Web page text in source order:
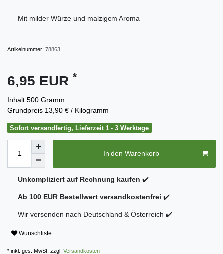
Mit milder Würze und malzigem Aroma
Artikelnummer: 78863
6,95 EUR *
Inhalt 500 Gramm
Grundpreis 13,90 € / Kilogramm
Sofort versandfertig, Lieferzeit 1 - 3 Werktage
In den Warenkorb
Unkompliziert auf Rechnung kaufen ✔️
Ab 100 EUR Bestellwert versandkostenfrei ✔️
Wir versenden nach Deutschland & Österreich ✔️
Wunschliste
* inkl. ges. MwSt. zzgl. Versandkosten